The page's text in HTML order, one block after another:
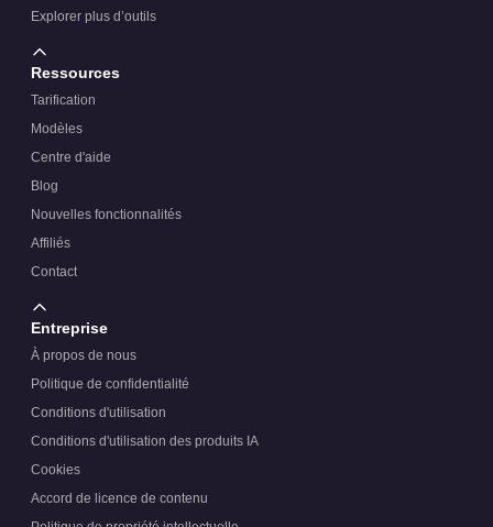
Explorer plus d’outils
Ressources
Tarification
Modèles
Centre d'aide
Blog
Nouvelles fonctionnalités
Affiliés
Contact
Entreprise
À propos de nous
Politique de confidentialité
Conditions d'utilisation
Conditions d'utilisation des produits IA
Cookies
Accord de licence de contenu